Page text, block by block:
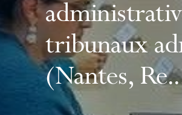
tribunaux
(Nantes,